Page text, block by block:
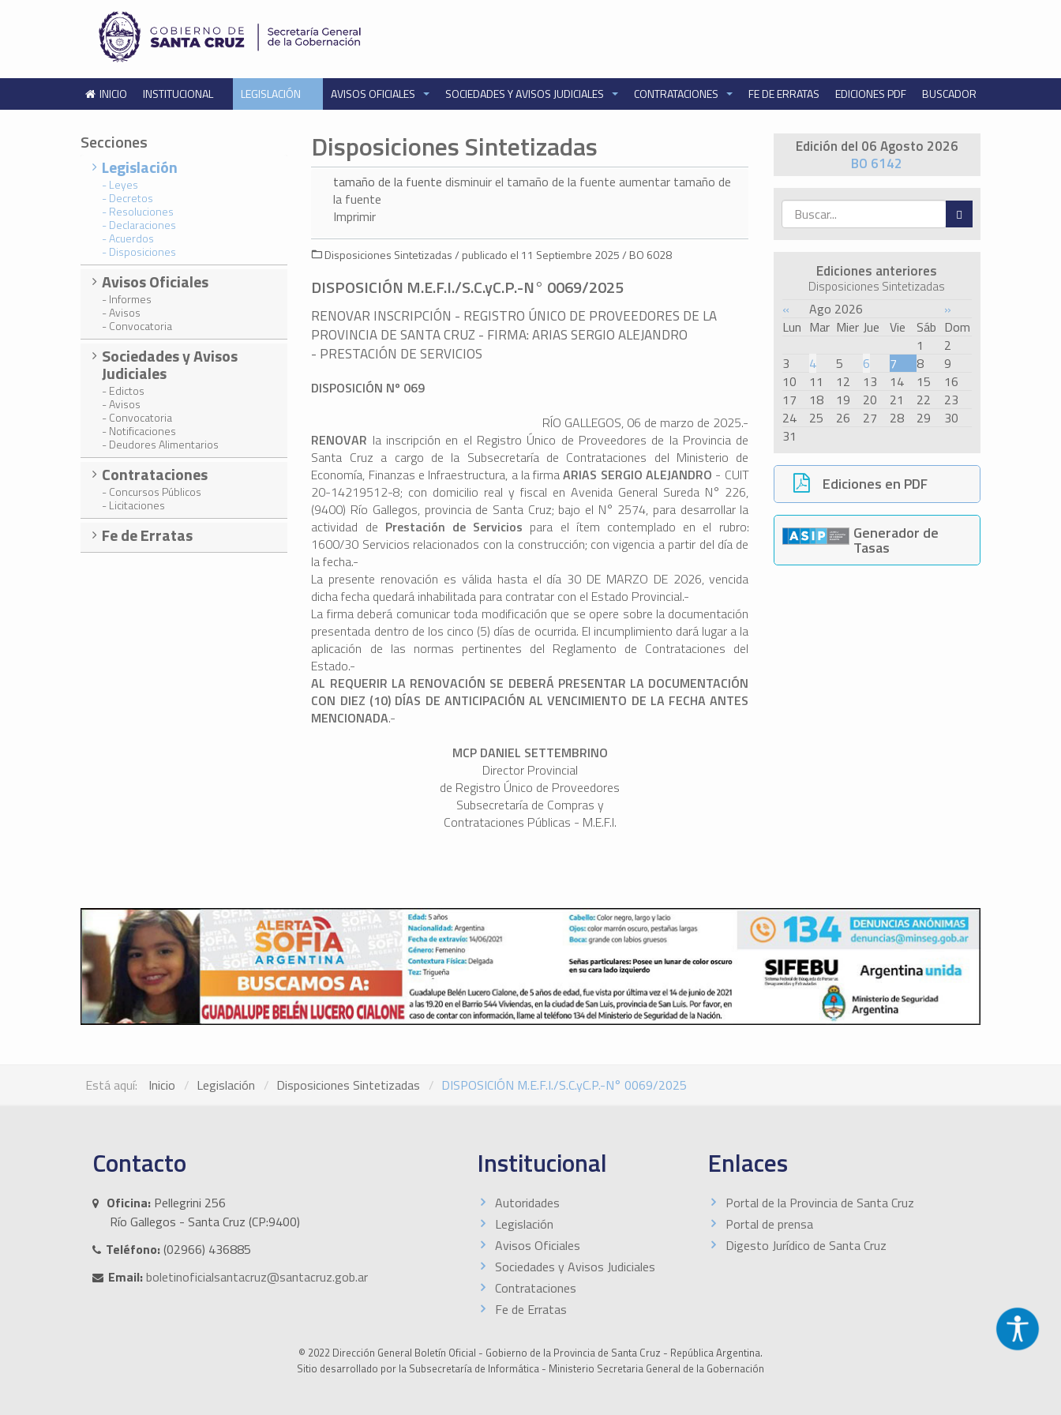
INICIO INSTITUCIONAL LEGISLACIÓN AVISOS OFICIALES SOCIEDADES Y AVISOS JUDICIALES CONTRATACIONES FE DE ERRATAS EDICIONES PDF BUSCADOR
Edición del 06 Agosto 2026
BO 6142
Ediciones anteriores
Disposiciones Sintetizadas
« Ago 2026
»
Lun Mar Mier Jue Vie Sáb Dom
1
2
3
4 5 6 7 8
9
10
11 12 13 14 15
16
17
18 19 20 21 22
23
24
25 26 27 28 29
30
31
Ediciones en PDF
Generador de
Tasas
Secciones
Legislación
- Leyes
- Decretos
- Resoluciones
- Declaraciones
- Acuerdos
- Disposiciones
Avisos Oficiales
- Informes
- Avisos
- Convocatoria
Sociedades y Avisos
Judiciales
- Edictos
- Avisos
- Convocatoria
- Notificaciones
- Deudores Alimentarios
Contrataciones
- Concursos Públicos
- Licitaciones
Fe de Erratas
Disposiciones Sintetizadas
tamaño de la fuente disminuir el tamaño de la fuente aumentar tamaño de
la fuente
Imprimir
Disposiciones Sintetizadas / publicado el 11 Septiembre 2025 / BO 6028
DISPOSICIÓN M.E.F.I./S.C.yC.P.-N° 0069/2025
RENOVAR INSCRIPCIÓN - REGISTRO ÚNICO DE PROVEEDORES DE LA
PROVINCIA DE SANTA CRUZ - FIRMA: ARIAS SERGIO ALEJANDRO
- PRESTACIÓN DE SERVICIOS
DISPOSICIÓN Nº 069
RÍO GALLEGOS, 06 de marzo de 2025.-
RENOVAR la inscripción en el Registro Único de Proveedores de la Provincia de
Santa Cruz a cargo de la Subsecretaría de Contrataciones del Ministerio de
Economía, Finanzas e Infraestructura, a la firmaARIAS SERGIO ALEJANDRO - CUIT
20-14219512-8; con domicilio real y fiscal en Avenida General Sureda N° 226,
(9400) Río Gallegos, provincia de Santa Cruz; bajo el N° 2574, para desarrollar la
actividad de Prestación de Servicios para el ítem contemplado en el rubro:
1600/30 Servicios relacionados con la construcción; con vigencia a partir del día de
la fecha.-
La presente renovación es válida hasta el día 30 DE MARZO DE 2026, vencida
dicha fecha quedará inhabilitada para contratar con el Estado Provincial.-
La firma deberá comunicar toda modificación que se opere sobre la documentación
presentada dentro de los cinco (5) días de ocurrida. El incumplimiento dará lugar a la
aplicación de las normas pertinentes del Reglamento de Contrataciones del
Estado.-
AL REQUERIR LA RENOVACIÓN SE DEBERÁ PRESENTAR LA DOCUMENTACIÓN
CON DIEZ (10) DÍAS DE ANTICIPACIÓN AL VENCIMIENTO DE LA FECHA ANTES
MENCIONADA.-
MCP DANIEL SETTEMBRINO
Director Provincial
de Registro Único de Proveedores
Subsecretaría de Compras y
Contrataciones Públicas - M.E.F.I.
Está aquí: Inicio Legislación Disposiciones Sintetizadas DISPOSICIÓN M.E.F.I./S.C.yC.P.-N° 0069/2025
Contacto
Oficina: Pellegrini 256
Río Gallegos - Santa Cruz (CP:9400)
Teléfono:(02966) 436885
Email:boletinoficialsantacruz@santacruz.gob.ar
Institucional
Autoridades
Legislación
Avisos Oficiales
Sociedades y Avisos Judiciales
Contrataciones
Fe de Erratas
Enlaces
Portal de la Provincia de Santa Cruz
Portal de prensa
Digesto Jurídico de Santa Cruz
© 2022 Dirección General Boletín Oficial - Gobierno de la Provincia de Santa Cruz - República Argentina.
Sitio desarrollado por la Subsecretaría de Informática - Ministerio Secretaria General de la Gobernación